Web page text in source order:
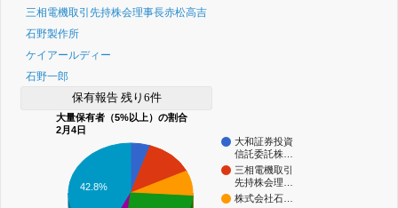
三相電機取引先持株会理事長赤松高吉
石野製作所
ケイアールディー
石野一郎
保有報告 残り6件
大量保有者（5%以上）の割合
2月4日
大和証券投資
信託委託株…
三相電機取引
先持株会理…
株式会社石…
42.8%